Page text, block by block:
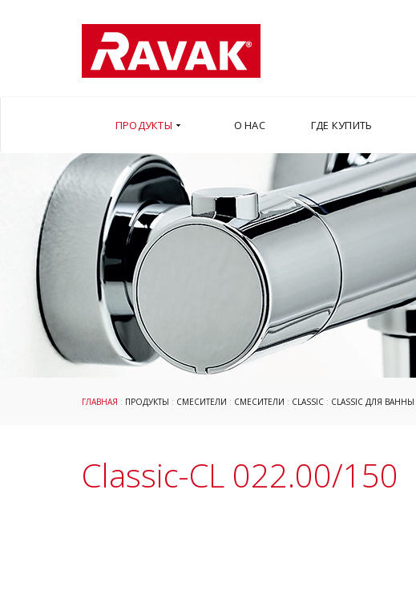
ПРОДУКТЫ О НАС ГДЕ КУПИТЬ
ГЛАВНАЯ : ПРОДУКТЫ : СМЕСИТЕЛИ : СМЕСИТЕЛИ : CLASSIC : CLASSIC ДЛЯ ВАННЫ
Classic-CL 022.00/150